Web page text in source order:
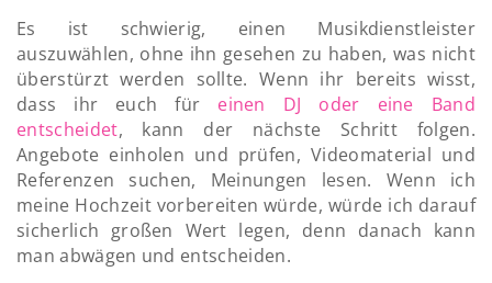
Es ist schwierig, einen Musikdienstleister
auszuwählen, ohne ihn gesehen zu haben, was nicht
überstürzt werden sollte. Wenn ihr bereits wisst,
dass ihr euch für einen DJ oder eine Band
entscheidet, kann der nächste Schritt folgen.
Angebote einholen und prüfen, Videomaterial und
Referenzen suchen, Meinungen lesen. Wenn ich
meine Hochzeit vorbereiten würde, würde ich darauf
sicherlich großen Wert legen, denn danach kann
man abwägen und entscheiden.